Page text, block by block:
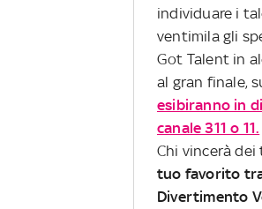
individuare i
ventimila gli
Got Talent in
al gran finale,
esibiranno in
canale 311 o 11.
Chi vincerà dei
tuo favorito tra
Divertimento